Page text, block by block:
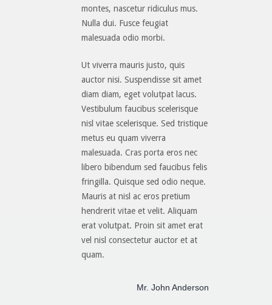
montes, nascetur ridiculus mus.
Nulla dui. Fusce feugiat
malesuada odio morbi.
Ut viverra mauris justo, quis
auctor nisi. Suspendisse sit amet
diam diam, eget volutpat lacus.
Vestibulum faucibus scelerisque
nisl vitae scelerisque. Sed tristique
metus eu quam viverra
malesuada. Cras porta eros nec
libero bibendum sed faucibus felis
fringilla. Quisque sed odio neque.
Mauris at nisl ac eros pretium
hendrerit vitae et velit. Aliquam
erat volutpat. Proin sit amet erat
vel nisl consectetur auctor et at
quam.
Mr. John Anderson